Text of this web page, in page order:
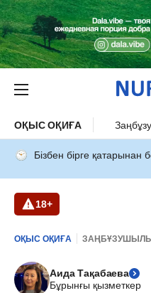
ОҚЫС ОҚИҒА
Бізбен бірге қатарынан
18+
ОҚЫС ОҚИҒА
Аида Тақабаева
Бұрынғы қызметкер